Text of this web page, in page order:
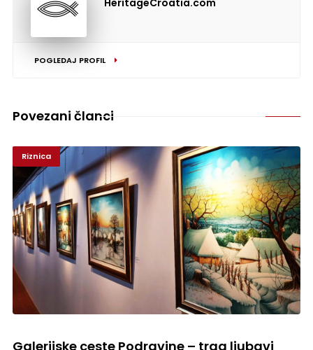
HeritageCroatia.com
POGLEDAJ PROFIL
Povezani članci
Riznica
rodnom kraju
Galerijske ceste Podravine – trag ljubavi